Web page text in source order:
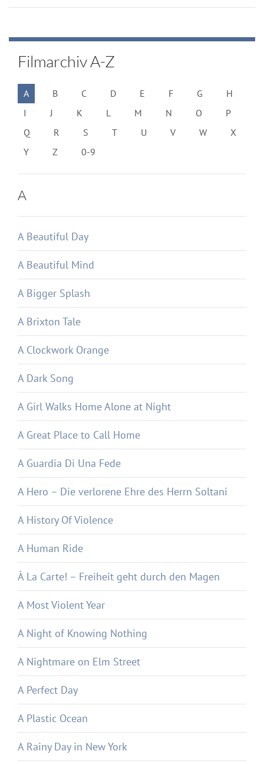
Filmarchiv A-Z
A B C D E F G
H
I
J K L M N O
P
Q
R S T U V W
X
Y
Z 0-9
A
A Beautiful Day
A Beautiful Mind
A Bigger Splash
A Brixton Tale
A Clockwork Orange
A Dark Song
A Girl Walks Home Alone at Night
A Great Place to Call Home
A Guardia Di Una Fede
A Hero – Die verlorene Ehre des Herrn Soltani
A History Of Violence
A Human Ride
À La Carte! – Freiheit geht durch den Magen
A Most Violent Year
A Night of Knowing Nothing
A Nightmare on Elm Street
A Perfect Day
A Plastic Ocean
A Rainy Day in New York